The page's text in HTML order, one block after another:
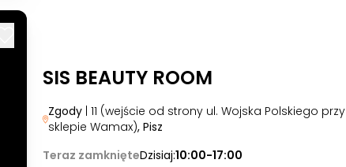
SIS BEAUTY ROOM
Zgody | 11 (wejście od strony ul. Wojska Polskiego przy
sklepie Wamax), Pisz
Teraz zamknięteDzisiaj:10:00-17:00